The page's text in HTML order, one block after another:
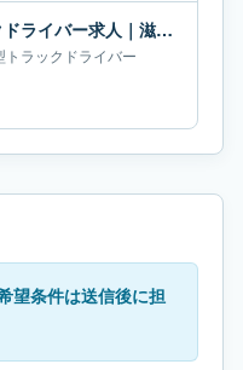
司企業株式会社の大型トラックドライバー求人｜滋賀県竜王町｜月給20万-38万円
トラックドライバー
望条件は送信後に担